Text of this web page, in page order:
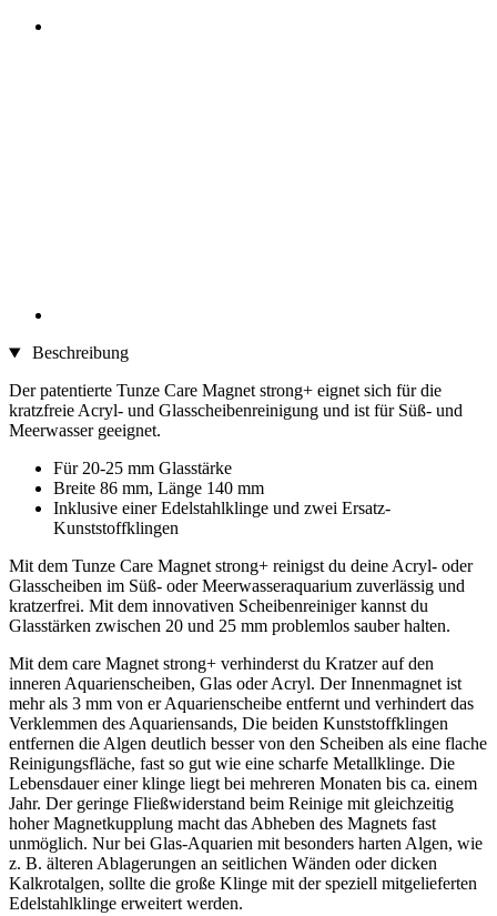
Beschreibung
Der patentierte Tunze Care Magnet strong+ eignet sich für die
kratzfreie Acryl- und Glasscheibenreinigung und ist für Süß- und
Meerwasser geeignet.
Für 20-25 mm Glasstärke
Breite 86 mm, Länge 140 mm
Inklusive einer Edelstahlklinge und zwei Ersatz-
Kunststoffklingen
Mit dem Tunze Care Magnet strong+ reinigst du deine Acryl- oder
Glasscheiben im Süß- oder Meerwasseraquarium zuverlässig und
kratzerfrei. Mit dem innovativen Scheibenreiniger kannst du
Glasstärken zwischen 20 und 25 mm problemlos sauber halten.
Mit dem care Magnet strong+ verhinderst du Kratzer auf den
inneren Aquarienscheiben, Glas oder Acryl. Der Innenmagnet ist
mehr als 3 mm von er Aquarienscheibe entfernt und verhindert das
Verklemmen des Aquariensands, Die beiden Kunststoffklingen
entfernen die Algen deutlich besser von den Scheiben als eine flache
Reinigungsfläche, fast so gut wie eine scharfe Metallklinge. Die
Lebensdauer einer klinge liegt bei mehreren Monaten bis ca. einem
Jahr. Der geringe Fließwiderstand beim Reinige mit gleichzeitig
hoher Magnetkupplung macht das Abheben des Magnets fast
unmöglich. Nur bei Glas-Aquarien mit besonders harten Algen, wie
z. B. älteren Ablagerungen an seitlichen Wänden oder dicken
Kalkrotalgen, sollte die große Klinge mit der speziell mitgelieferten
Edelstahlklinge erweitert werden.